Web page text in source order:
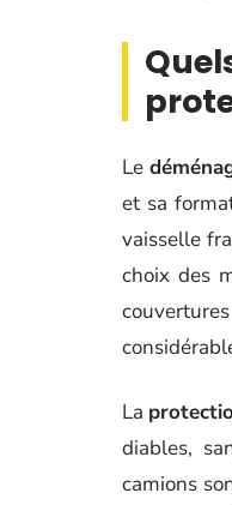
Le
et sa
vaisselle
choix des
La
diables,
camions